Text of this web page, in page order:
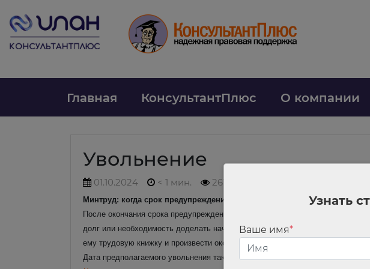
Главная КонсультантПлюс О компании
Увольнение
01.10.2024 < 1 мин. 261
Минтруд: когда срок предупреждения об увольнении истек,
После окончания срока предупреждения об увольнении сотрудник вправе
долг или необходимость доделать начатые дела, не могут служить
ему трудовую книжку и произвести окончательный расчет.
Сотрудник
Дата предполагаемого увольнения также может приходиться на эти
Узнать
Ваше имя*